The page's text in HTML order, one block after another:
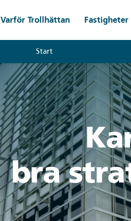
Varför Trollhättan
Start
bra